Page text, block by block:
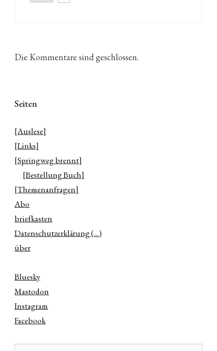
Die Kommentare sind geschlossen.
Seiten
[Auslese]
[Links]
[Springweg brennt]
[Bestellung Buch]
[Themenanfragen]
Abo
briefkasten
Datenschutzerklärung (…)
über
Bluesky
Mastodon
Instagram
Facebook